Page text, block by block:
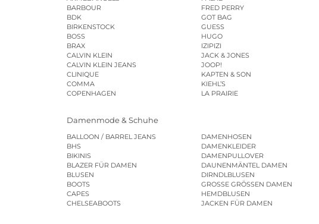
BARBOUR
BDK
BIRKENSTOCK
BOSS
BRAX
CALVIN KLEIN
CALVIN KLEIN JEANS
CLINIQUE
COMMA
COPENHAGEN
FRED PERRY
GOT BAG
GUESS
HUGO
IZIPIZI
JACK & JONES
JOOP!
KAPTEN & SON
KIEHL’S
LA PRAIRIE
Damenmode & Schuhe
BALLOON / BARREL JEANS
BHS
BIKINIS
BLAZER FÜR DAMEN
BLUSEN
BOOTS
CAPES
CHELSEABOOTS
DAMENHOSEN
DAMENKLEIDER
DAMENPULLOVER
DAUNENMÄNTEL DAMEN
DIRNDLBLUSEN
GROSSE GRÖSSEN DAMEN
HEMDBLUSEN
JACKEN FÜR DAMEN